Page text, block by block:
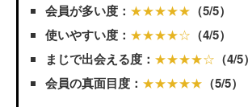
会員が多い度： ★★★★★ （5/5）
使いやすい度： ★★★★☆ （4/5）
まじで出会える度： ★★★★☆ （4/5）
会員の真面目度： ★★★★★ （5/5）